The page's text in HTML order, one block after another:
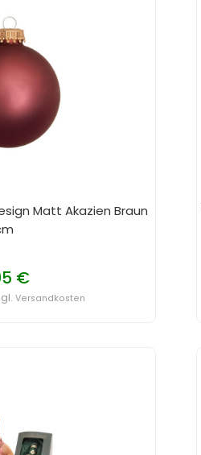
Matt Akazien Braun
€
Versandkosten